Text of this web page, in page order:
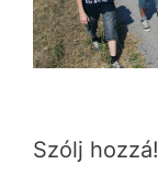
Szólj hozzá!